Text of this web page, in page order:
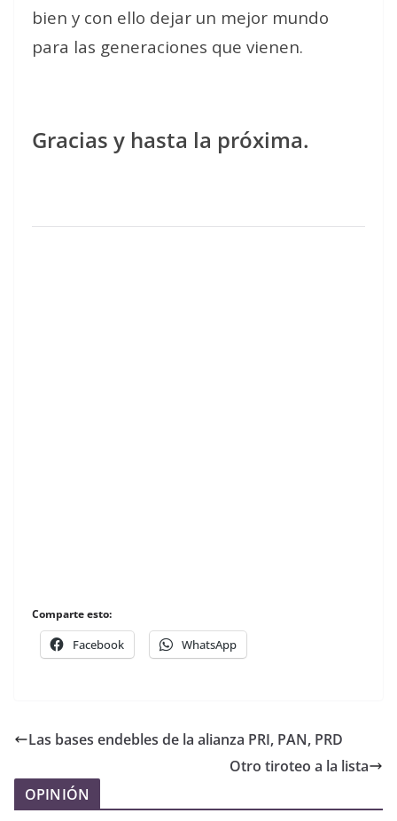
bien y con ello dejar un mejor mundo
para las generaciones que vienen.
Gracias y hasta la próxima.
Comparte esto:
Facebook WhatsApp
Las bases endebles de la alianza PRI, PAN, PRD
Otro tiroteo a la lista
OPINIÓN